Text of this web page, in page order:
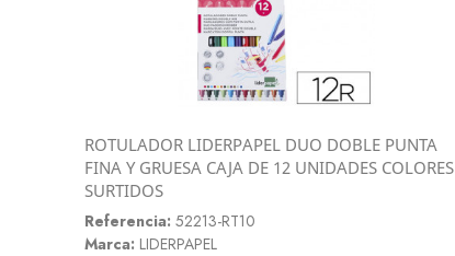
 Vista rápida
ROTULADOR LIDERPAPEL DUO DOBLE PUNTA
FINA Y GRUESA CAJA DE 12 UNIDADES COLORES
SURTIDOS
Referencia: 52213-RT10
Marca: LIDERPAPEL